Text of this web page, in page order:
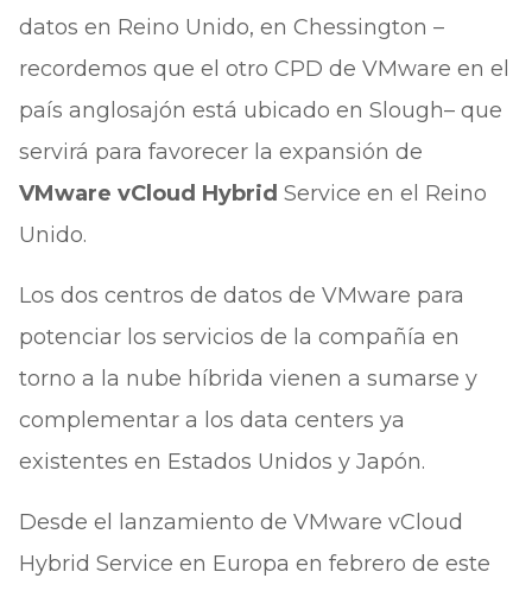
datos en Reino Unido, en Chessington –
recordemos que el otro CPD de VMware en el
país anglosajón está ubicado en Slough– que
servirá para favorecer la expansión de
VMware vCloud Hybrid Service en el Reino
Unido.
Los dos centros de datos de VMware para
potenciar los servicios de la compañía en
torno a la nube híbrida vienen a sumarse y
complementar a los data centers ya
existentes en Estados Unidos y Japón.
Desde el lanzamiento de VMware vCloud
Hybrid Service en Europa en febrero de este